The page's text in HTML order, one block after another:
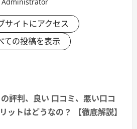
サイトにアクセス
ての投稿を表示
評判、良い 口コミ、悪い口コ
ットはどうなの？ 【徹底解説】